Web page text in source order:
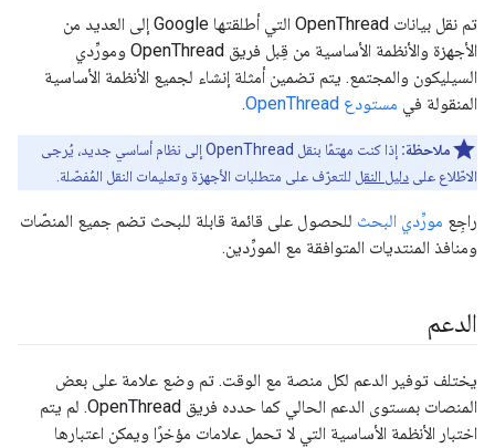
تم نقل بيانات OpenThread التي أطلقتها Google إلى العديد من
الأجهزة والأنظمة الأساسية من قِبل فريق OpenThread ومورِّدي
السيليكون والمجتمع. يتم تضمين أمثلة إنشاء لجميع الأنظمة الأساسية
المنقولة في مستودع OpenThread .
ملاحظة:
إذا كنت مهتمًا بنقل OpenThread إلى نظام أساسي جديد، يُرجى
الاطّلاع على دليل النقل للتعرّف على متطلبات الأجهزة وتعليمات النقل المُفصّلة.
راجِع مورِّدي البحث للحصول على قائمة قابلة للبحث تضم جميع المنصّات
ومنافذ المنتديات المتوافقة مع المورِّدين.
الدعم
يختلف توفير الدعم لكل منصة مع الوقت. تم وضع علامة على بعض
المنصات بمستوى الدعم الحالي كما حدده فريق OpenThread. لم يتم
اختبار الأنظمة الأساسية التي لا تحمل علامات مؤخرًا ويمكن اعتبارها